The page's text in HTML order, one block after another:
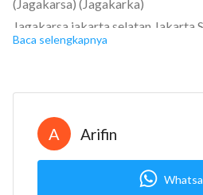
(Jagakarsa) (Jagakarka)
Jagakarsa jakarta selatan Jakarta
Sertifikat Hak Milik
Kamar mandi: 2+1
Garasi: Catpot 2mobil
Luas tanah: 144
Luas bangunan: 154
Baca selengkapnya
A Arifin